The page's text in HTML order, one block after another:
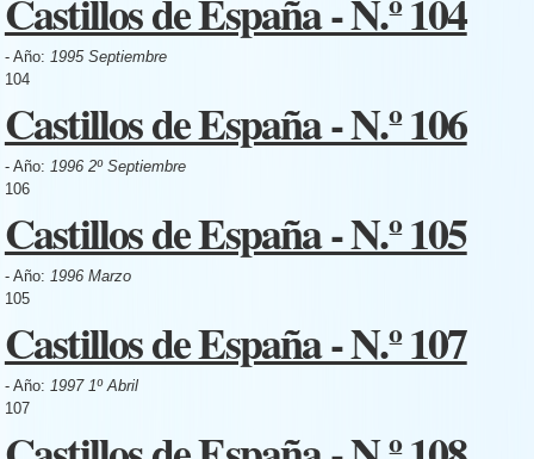
Castillos de España - N.º 104
- Año: 1995 Septiembre
104
Castillos de España - N.º 106
- Año: 1996 2º Septiembre
106
Castillos de España - N.º 105
- Año: 1996 Marzo
105
Castillos de España - N.º 107
- Año: 1997 1º Abril
107